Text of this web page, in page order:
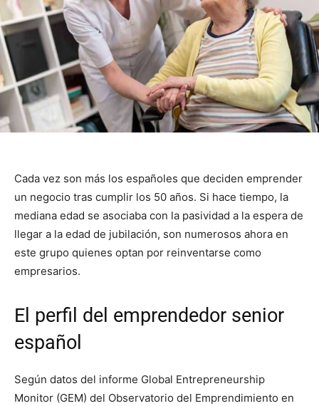
Cada vez son más los españoles que deciden emprender
un negocio tras cumplir los 50 años. Si hace tiempo, la
mediana edad se asociaba con la pasividad a la espera de
llegar a la edad de jubilación, son numerosos ahora en
este grupo quienes optan por reinventarse como
empresarios.
El perfil del emprendedor senior
español
Según datos del informe Global Entrepreneurship
Monitor (GEM) del Observatorio del Emprendimiento en